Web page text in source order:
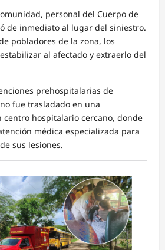
personal del Cuerpo de
de inmediato al lugar del siniestro.
pobladores de la zona, los
al afectado y extraerlo del
prehospitalarias de
fue trasladado en una
centro hospitalario cercano, donde
médica especializada para
sus lesiones.